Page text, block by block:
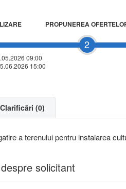
09:00
15:00
2
PROPUNEREA
Clarificări (0)
a terenului pentru instalarea
solicitant